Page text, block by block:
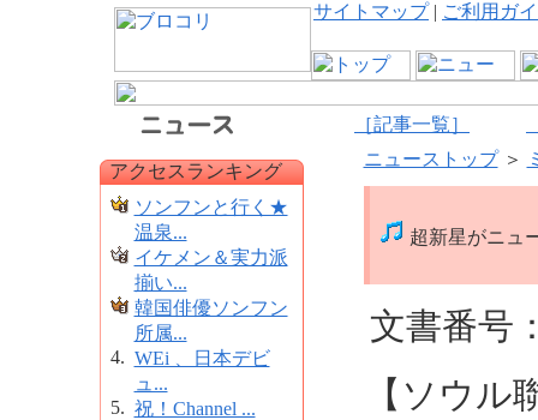
サイトマップ| ご利用ガ
［記事一覧］
アクセスランキング
ソンフンと行く★
温泉...
イケメン＆実力派
揃い...
韓国俳優ソンフン
所属...
4. WEi 、日本デビ
ュ...
5. 祝！Channel ...
ニューストップ＞
超新星がニュ
文書番号
【ソウル